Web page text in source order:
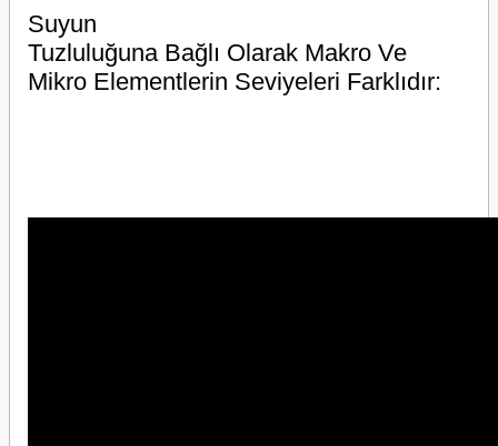
Suyun
Tuzluluğuna Bağlı Olarak Makro Ve
Mikro Elementlerin Seviyeleri Farklıdır: